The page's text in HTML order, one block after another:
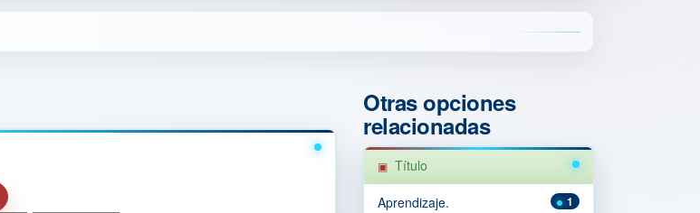
Otras opciones
relacionadas
Título
1
Aprendizaje.